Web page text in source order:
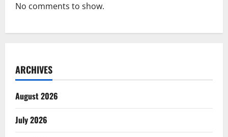
No comments to show.
ARCHIVES
August 2026
July 2026